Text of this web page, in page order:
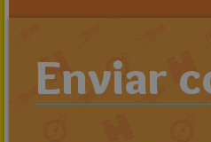
Enviar